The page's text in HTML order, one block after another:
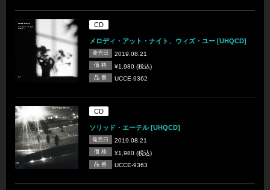
CD
メロディ・アット・ナイト、ウィズ・ユー [UHQCD]
発売日 2019.08.21
価 格 ¥1,980 (税込)
品 番 UCCE-9362
CD
ソリッド・エーテル [UHQCD]
発売日 2019.08.21
価 格 ¥1,980 (税込)
品 番 UCCE-9363